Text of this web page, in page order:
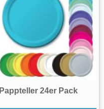
Pappteller 24er Pack